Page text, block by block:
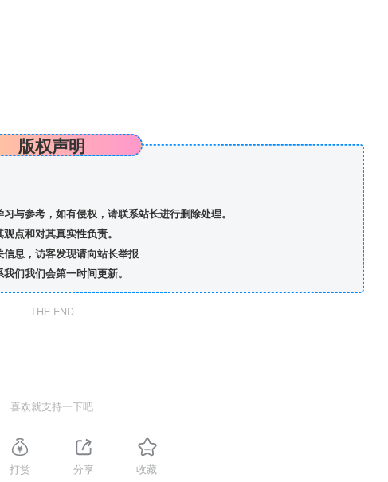
版权声明
与参考，如有侵权，请联系站长进行删除处理。
点和对其真实性负责。
息，访客发现请向站长举报
们我们会第一时间更新。
THE END
喜欢就支持一下吧
打赏 分享 收藏